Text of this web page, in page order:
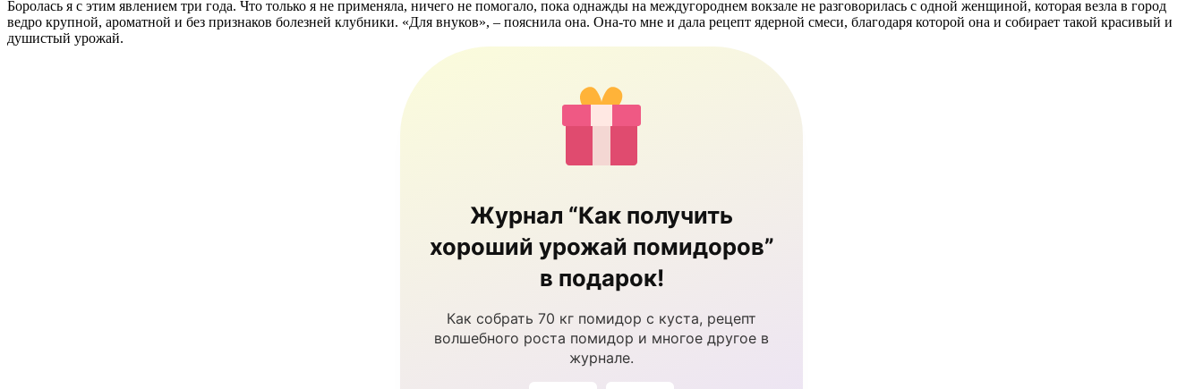
Боролась я с этим явлением три года. Что только я не применяла, ничего не помогало, пока однажды на междугороднем вокзале не разговорилась с одной женщиной, которая везла в город
ведро крупной, ароматной и без признаков болезней клубники. «Для внуков», – пояснила она. Она-то мне и дала рецепт ядерной смеси, благодаря которой она и собирает такой красивый и
душистый урожай.
Журнал “Как получить
хороший урожай помидоров”
в подарок!
Как собрать 70 кг помидор с куста, рецепт
волшебного роста помидор и многое другое в
журнале.